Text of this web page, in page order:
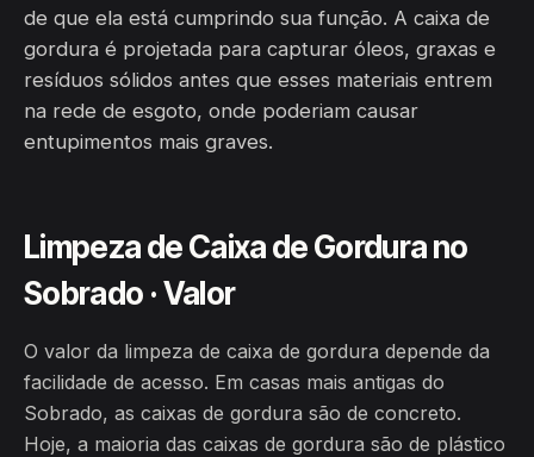
de que ela está cumprindo sua função. A caixa de
gordura é projetada para capturar óleos, graxas e
resíduos sólidos antes que esses materiais entrem
na rede de esgoto, onde poderiam causar
entupimentos mais graves.
Limpeza de Caixa de Gordura no
Sobrado · Valor
O valor da limpeza de caixa de gordura depende da
facilidade de acesso. Em casas mais antigas do
Sobrado, as caixas de gordura são de concreto.
Hoje, a maioria das caixas de gordura são de plástico